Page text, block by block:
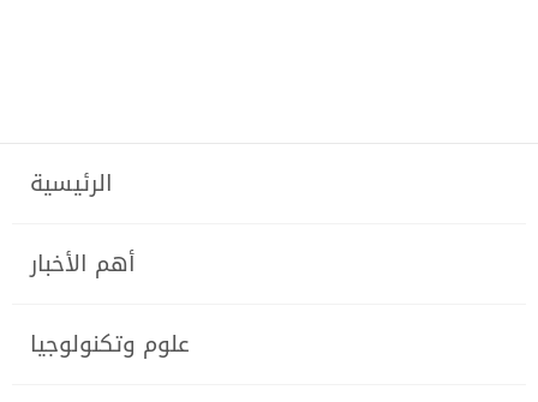
الرئيسية
أهم الأخبار
علوم وتكنولوجيا